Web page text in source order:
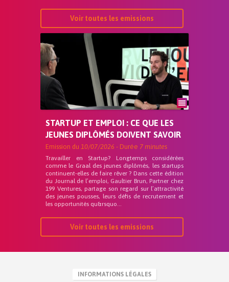
Voir toutes les emissions
STARTUP ET EMPLOI : CE QUE LES
JEUNES DIPLÔMÉS DOIVENT SAVOIR
Emission du 10/07/2026 - Durée 7 minutes
Travailler en Startup? Longtemps considérées
comme le Graal des jeunes diplômés, les startups
continuent-elles de faire rêver ? Dans cette édition
du Journal de l’emploi, Gaultier Brun, Partner chez
199 Ventures, partage son regard sur l’attractivité
des jeunes pousses, leurs défis de recrutement et
les opportunités qu&rsquo...
Voir toutes les emissions
INFORMATIONS LÉGALES